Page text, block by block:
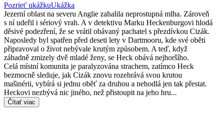
Pozrieť ukážkuUkážka
Jezerní oblast na severu Anglie zahalila neprostupná mlha. Zároveň
s ní udeřil i sériový vrah. A v detektivu Marku Heckenburgovi hlodá
děsivé podezření, že se vrátil obávaný pachatel s přezdívkou Cizák.
Naposledy byl spatřen před deseti lety v Dartmooru, kde své oběti
připravoval o život nebývale krutým způsobem. A teď, když
záhadně zmizely dvě mladé ženy, se Heck obává nejhoršího.
Celá místní komunita je paralyzována strachem, zatímco Heck
bezmocně sleduje, jak Cizák znovu rozehrává svou krutou
mašinérii, vybírá si jednu oběť za druhou a nehodlá jen tak přestat.
Heckovi nezbývá nic jiného, než přistoupit na jeho hru...
Čítať viac